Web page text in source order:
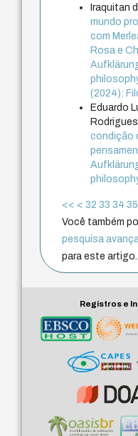
Iraquitan
mundo
com
Rosa e
(2024):
Eduardo
condição
<< < 32 33 34 35
Você também
pesquisa
para este artigo.
Registros e